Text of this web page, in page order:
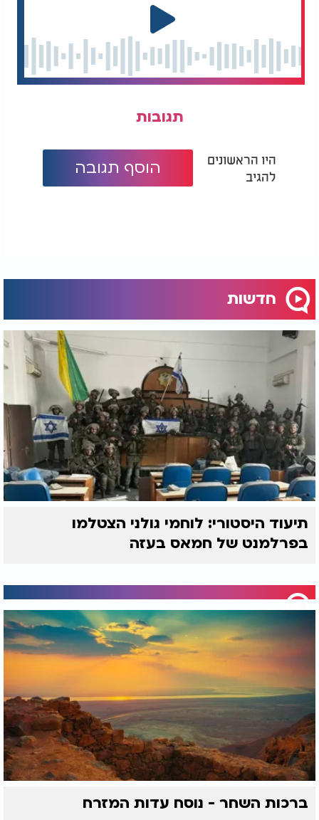
תגובות
היו הראשונים
להגיב
הוסף תגובה
חדשות
תיעוד היסטורי: לוחמי גולני הצטלמו
בפרלמנט של חמאס בעזה
ברכות השחר - נוסח עדות המזרח